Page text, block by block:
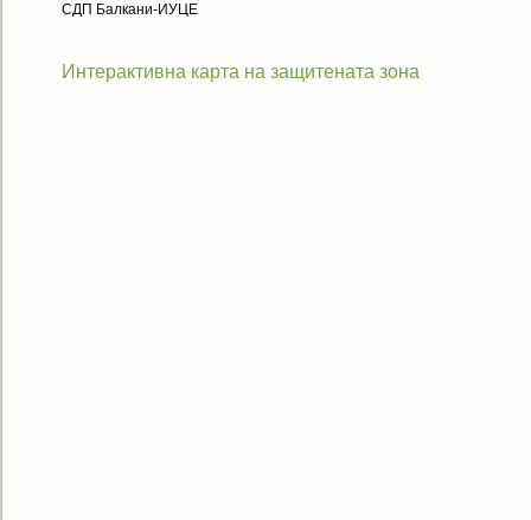
СДП Балкани-ИУЦЕ
Интерактивна карта на защитената зона